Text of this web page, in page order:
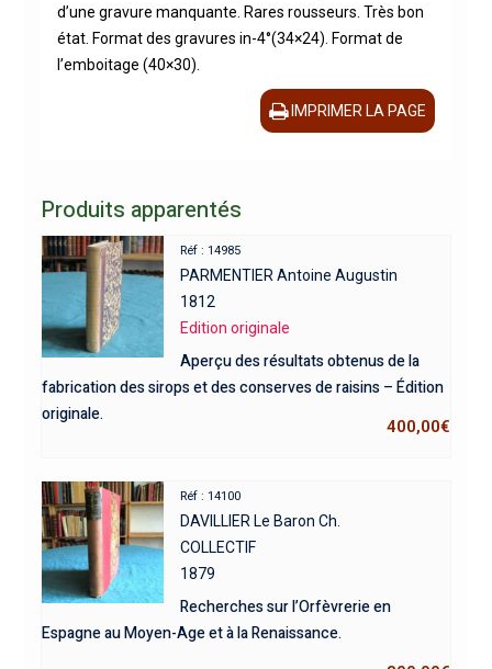
d’une gravure manquante. Rares rousseurs. Très bon
état. Format des gravures in-4°(34×24). Format de
l’emboitage (40×30).
IMPRIMER LA PAGE
Produits apparentés
Réf : 14985
PARMENTIER Antoine Augustin
1812
Edition originale
Aperçu des résultats obtenus de la
fabrication des sirops et des conserves de raisins – Édition
originale.
400,00€
Réf : 14100
DAVILLIER Le Baron Ch.
COLLECTIF
1879
Recherches sur l’Orfèvrerie en
Espagne au Moyen-Age et à la Renaissance.